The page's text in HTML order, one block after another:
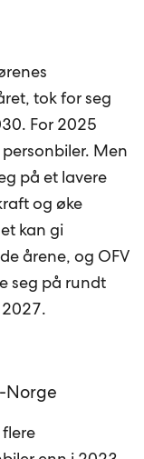
tok for seg
For 2025
Men
på et lavere
og øke
kan gi
årene, og OFV
seg på rundt
Norge